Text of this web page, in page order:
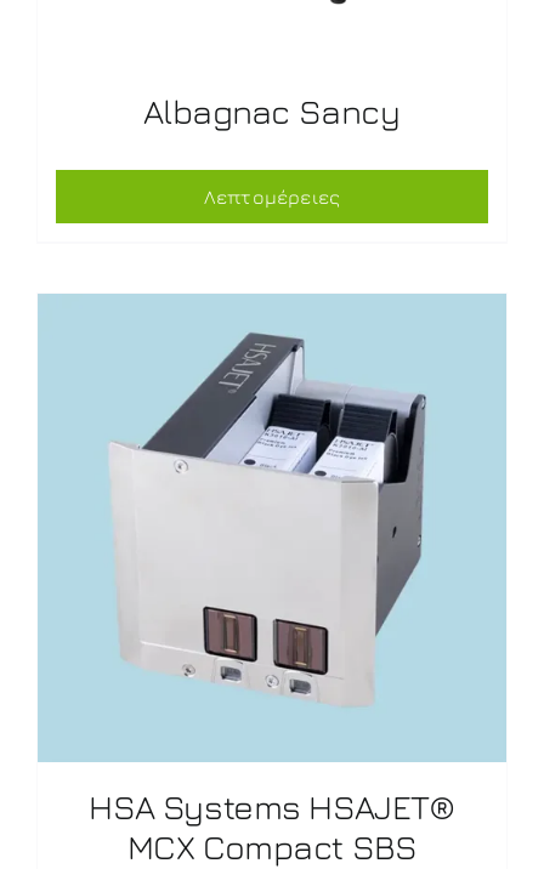
Albagnac Sancy
Λεπτομέρειες
HSA Systems HSAJET®
MCX Compact SBS